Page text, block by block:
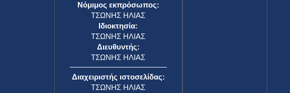
Νόμιμος εκπρόσωπος:
ΤΣΩΝΗΣ ΗΛΙΑΣ
Ιδιοκτησία:
ΤΣΩΝΗΣ ΗΛΙΑΣ
Διευθυντής:
ΤΣΩΝΗΣ ΗΛΙΑΣ
Διαχειριστής ιστοσελίδας:
ΤΣΩΝΗΣ ΗΛΙΑΣ